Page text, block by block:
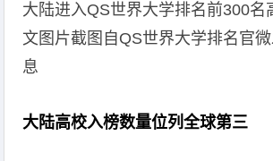
大陆进入QS世界大学排名前300名
文图片截图自QS世界大学排名官
息
大陆高校入榜数量位列全球第三